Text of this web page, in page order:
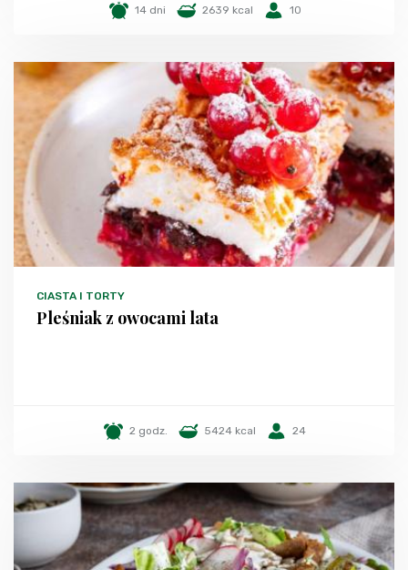
14 dni 2639 kcal 10
CIASTA I TORTY
Pleśniak z owocami lata
2 godz. 5424 kcal 24